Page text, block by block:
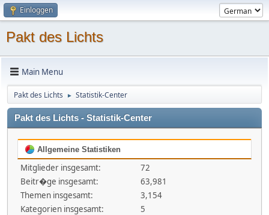
Einloggen
Pakt des Lichts
Main Menu
Pakt des Lichts ► Statistik-Center
Pakt des Lichts - Statistik-Center
Allgemeine Statistiken
Mitglieder insgesamt:
72
Beitr�ge insgesamt:
63,981
Themen insgesamt:
3,154
Kategorien insgesamt:
5